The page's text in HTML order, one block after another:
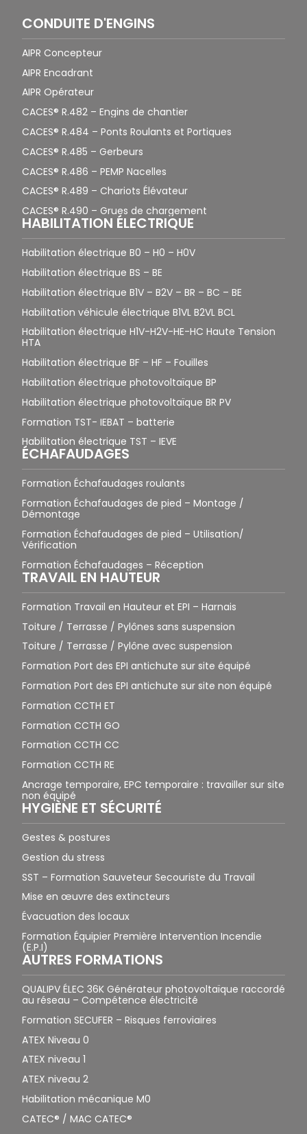
CONDUITE D'ENGINS
AIPR Concepteur
AIPR Encadrant
AIPR Opérateur
CACES® R.482 – Engins de chantier
CACES® R.484 – Ponts Roulants et Portiques
CACES® R.485 – Gerbeurs
CACES® R.486 – PEMP Nacelles
CACES® R.489 – Chariots Élévateur
CACES® R.490 – Grues de chargement
HABILITATION ÉLECTRIQUE
Habilitation électrique B0 – H0 – H0V
Habilitation électrique BS – BE
Habilitation électrique B1V – B2V – BR – BC – BE
Habilitation véhicule électrique B1VL B2VL BCL
Habilitation électrique H1V-H2V-HE-HC Haute Tension
HTA
Habilitation électrique BF – HF – Fouilles
Habilitation électrique photovoltaïque BP
Habilitation électrique photovoltaïque BR PV
Formation TST- IEBAT – batterie
Habilitation électrique TST – IEVE
ÉCHAFAUDAGES
Formation Échafaudages roulants
Formation Échafaudages de pied – Montage /
Démontage
Formation Échafaudages de pied – Utilisation/
Vérification
Formation Échafaudages – Réception
TRAVAIL EN HAUTEUR
Formation Travail en Hauteur et EPI – Harnais
Toiture / Terrasse / Pylônes sans suspension
Toiture / Terrasse / Pylône avec suspension
Formation Port des EPI antichute sur site équipé
Formation Port des EPI antichute sur site non équipé
Formation CCTH ET
Formation CCTH GO
Formation CCTH CC
Formation CCTH RE
Ancrage temporaire, EPC temporaire : travailler sur site
non équipé
HYGIÈNE ET SÉCURITÉ
Gestes & postures
Gestion du stress
SST – Formation Sauveteur Secouriste du Travail
Mise en œuvre des extincteurs
Évacuation des locaux
Formation Équipier Première Intervention Incendie
(E.P.I)
AUTRES FORMATIONS
QUALIPV ÉLEC 36K Générateur photovoltaïque raccordé
au réseau – Compétence électricité
Formation SECUFER – Risques ferroviaires
ATEX Niveau 0
ATEX niveau 1
ATEX niveau 2
Habilitation mécanique M0
CATEC® / MAC CATEC®